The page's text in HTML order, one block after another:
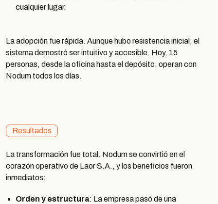
cualquier lugar.
La adopción fue rápida. Aunque hubo resistencia inicial, el
sistema demostró ser intuitivo y accesible. Hoy, 15
personas, desde la oficina hasta el depósito, operan con
Nodum todos los días.
Resultados
La transformación fue total. Nodum se convirtió en el
corazón operativo de Laor S.A., y los beneficios fueron
inmediatos:
Orden y estructura: La empresa pasó de una